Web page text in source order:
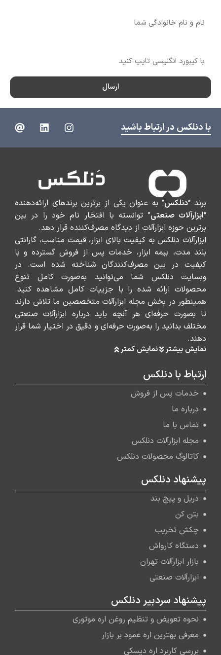
ارسال
با دنلکس در ارتباط باشید
برند “دنلکس” به عنوان یکی از برترین برندهای ارائه‌دهنده
“ابزارآلات صنعتی” توانسته با افتخار نام خود را در بین
برترین حوزه ابزارآلات از دیدگاه مصرف‌کننده قرار دهد.
ابزارآلات دنلکس به کیفیت بالای ابزار، قیمت مناسب، گارانتی
بلند مدت، بیمه ابزار، خدمات پس از فروش گسترده و با
کیفیت در بین مصرف‌کنندگان شناخته شده است. در
وبسایت دنلکس شما می‌توانید به‌صورت کامل تنوع
محصولات ارائه شده را با جزییات کامل مشاهده کنید.
همینطور در بخش مجله ابزارآلات متخصصین ما تلاش دارند
تا بصورت حرفه‌ای هر آنچه باید درباره ابزارآلات صنعتی
مختلف بدانید را به‌صورت حرفه‌ای و دقیق در اختیار شما قرار
دهند.
نمایش بیشتر نمایش کمتر
ارتباط با دنلکس
خدمات پس از فروش
درباره ما
تماس با ما
مجله ابزارآلات دنلکس
کاتالوگ محصولات دنلکس
پیشنهاد دنلکس
دریل و پیچ بند
بتن کن
چکش تخریب
دستگاه کارواش
بازار ابزارآلات تهران
ابزارآلات صنعتی
پیشنهاد سردبیر دنلکس
نحوه تعویض و تنظیم روغن اره موتوری
معرفی بهترین اره عمود بر بازار
بررسی کاربرد اره دیسکی